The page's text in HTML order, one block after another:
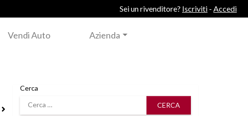
Sei un rivenditore? Iscriviti - Accedi
Vendi Auto Azienda
Cerca
Cerca